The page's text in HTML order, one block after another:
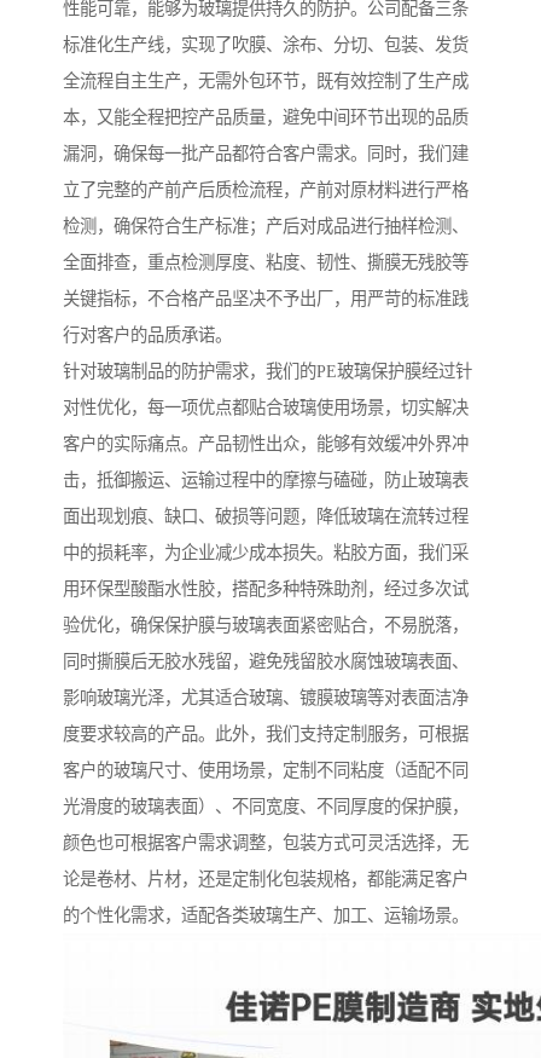
性能可靠，能够为玻璃提供持久的防护。公司配备三条
标准化生产线，实现了吹膜、涂布、分切、包装、发货
全流程自主生产，无需外包环节，既有效控制了生产成
本，又能全程把控产品质量，避免中间环节出现的品质
漏洞，确保每一批产品都符合客户需求。同时，我们建
立了完整的产前产后质检流程，产前对原材料进行严格
检测，确保符合生产标准；产后对成品进行抽样检测、
全面排查，重点检测厚度、粘度、韧性、撕膜无残胶等
关键指标，不合格产品坚决不予出厂，用严苛的标准践
行对客户的品质承诺。
针对玻璃制品的防护需求，我们的PE玻璃保护膜经过针
对性优化，每一项优点都贴合玻璃使用场景，切实解决
客户的实际痛点。产品韧性出众，能够有效缓冲外界冲
击，抵御搬运、运输过程中的摩擦与磕碰，防止玻璃表
面出现划痕、缺口、破损等问题，降低玻璃在流转过程
中的损耗率，为企业减少成本损失。粘胶方面，我们采
用环保型酸酯水性胶，搭配多种特殊助剂，经过多次试
验优化，确保保护膜与玻璃表面紧密贴合，不易脱落，
同时撕膜后无胶水残留，避免残留胶水腐蚀玻璃表面、
影响玻璃光泽，尤其适合玻璃、镀膜玻璃等对表面洁净
度要求较高的产品。此外，我们支持定制服务，可根据
客户的玻璃尺寸、使用场景，定制不同粘度（适配不同
光滑度的玻璃表面）、不同宽度、不同厚度的保护膜，
颜色也可根据客户需求调整，包装方式可灵活选择，无
论是卷材、片材，还是定制化包装规格，都能满足客户
的个性化需求，适配各类玻璃生产、加工、运输场景。